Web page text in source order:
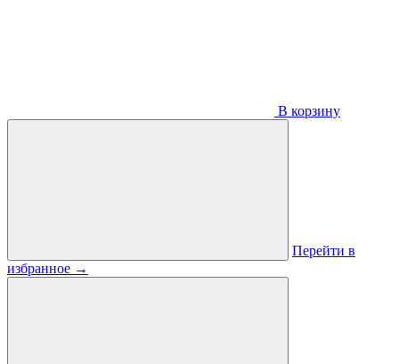
В корзину
Перейти в
избранное →